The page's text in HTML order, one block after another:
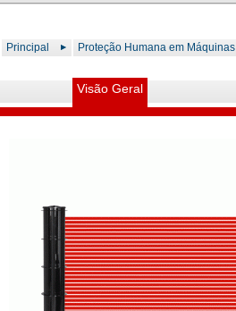
Principal Proteção Humana em Máquinas
Visão Geral